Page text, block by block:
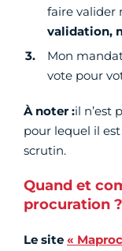
faire valider
validation,
Mon
vote pour
À noter :il n’est
pour lequel il
scrutin.
Quand et
procuration ?
Le site «